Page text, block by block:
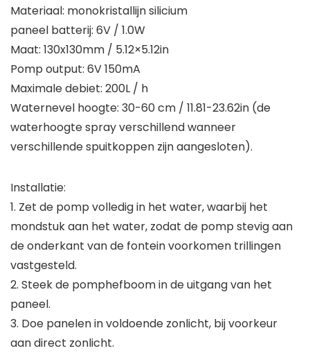
Materiaal: monokristallijn silicium
paneel batterij: 6V / 1.0W
Maat: 130x130mm / 5.12×5.12in
Pomp output: 6V 150mA
Maximale debiet: 200L / h
Waternevel hoogte: 30-60 cm / 11.81-23.62in (de
waterhoogte spray verschillend wanneer
verschillende spuitkoppen zijn aangesloten).
Installatie:
1. Zet de pomp volledig in het water, waarbij het
mondstuk aan het water, zodat de pomp stevig aan
de onderkant van de fontein voorkomen trillingen
vastgesteld.
2. Steek de pomphefboom in de uitgang van het
paneel.
3. Doe panelen in voldoende zonlicht, bij voorkeur
aan direct zonlicht.